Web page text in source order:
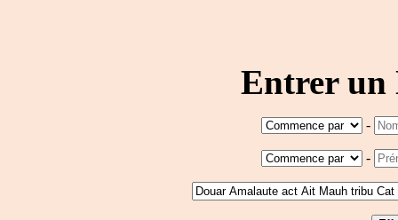
Entrer un
-
-